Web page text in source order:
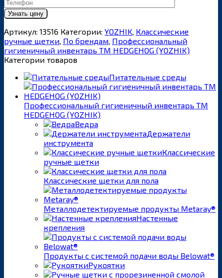
Артикул: 13516 Категории: YOZHIK Классические
ручные щетки По брендам Профессиональный
гигиеничный инвентарь ТМ HEDGEHOG (YOZHIK)
Категории товаров
Питательные среды
Профессиональный гигиеничный инвентарь ТМ
HEDGEHOG (YOZHIK)
Ведра
Держатели
инструмента
Классические
ручные щетки
Классические щетки для пола
Металлодетектируемые продукты Metaray®
Настенные
крепления
Продукты с системой подачи воды Belowat®
Рукоятки